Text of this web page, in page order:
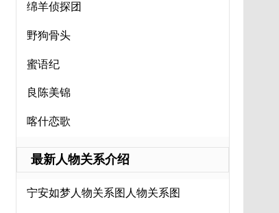
绵羊侦探团
野狗骨头
蜜语纪
良陈美锦
喀什恋歌
最新人物关系介绍
宁安如梦人物关系图人物关系图